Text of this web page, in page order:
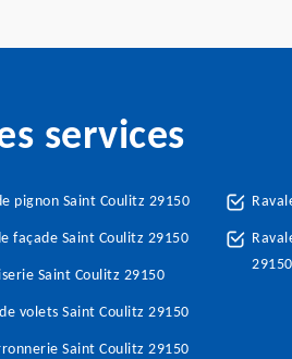
services
pignon Saint Coulitz 29150
façade Saint Coulitz 29150
Saint Coulitz 29150
volets Saint Coulitz 29150
Saint Coulitz 29150
29150